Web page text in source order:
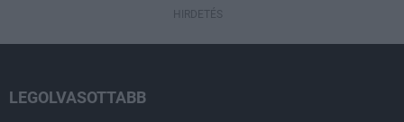
HIRDETÉS
LEGOLVASOTTABB